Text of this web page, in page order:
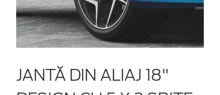
JANTĂ DIN ALIAJ 18"